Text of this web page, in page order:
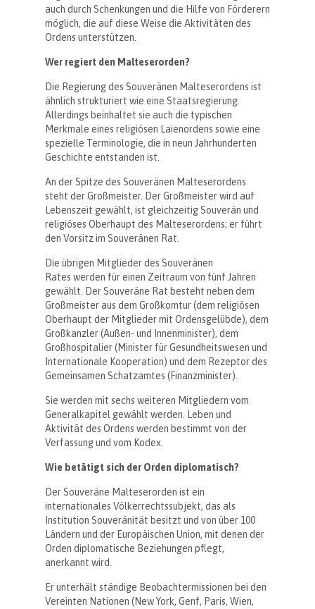
auch durch Schenkungen und die Hilfe von Förderern
möglich, die auf diese Weise die Aktivitäten des
Ordens unterstützen.
Wer regiert den Malteserorden?
Die Regierung des Souveränen Malteserordens ist
ähnlich strukturiert wie eine Staatsregierung.
Allerdings beinhaltet sie auch die typischen
Merkmale eines religiösen Laienordens sowie eine
spezielle Terminologie, die in neun Jahrhunderten
Geschichte entstanden ist.
An der Spitze des Souveränen Malteserordens
steht der Großmeister. Der Großmeister wird auf
Lebenszeit gewählt, ist gleichzeitig Souverän und
religiöses Oberhaupt des Malteserordens; er führt
den Vorsitz im Souveränen Rat.
Die übrigen Mitglieder des Souveränen
Rates werden für einen Zeitraum von fünf Jahren
gewählt. Der Souveräne Rat besteht neben dem
Großmeister aus dem Großkomtur (dem religiösen
Oberhaupt der Mitglieder mit Ordensgelübde), dem
Großkanzler (Außen- und Innenminister), dem
Großhospitalier (Minister für Gesundheitswesen und
Internationale Kooperation) und dem Rezeptor des
Gemeinsamen Schatzamtes (Finanzminister).
Sie werden mit sechs weiteren Mitgliedern vom
Generalkapitel gewählt werden. Leben und
Aktivität des Ordens werden bestimmt von der
Verfassung und vom Kodex.
Wie betätigt sich der Orden diplomatisch?
Der Souveräne Malteserorden ist ein
internationales Völkerrechtssubjekt, das als
Institution Souveränität besitzt und von über 100
Ländern und der Europäischen Union, mit denen der
Orden diplomatische Beziehungen pflegt,
anerkannt wird.
Er unterhält ständige Beobachtermissionen bei den
Vereinten Nationen (New York, Genf, Paris, Wien,